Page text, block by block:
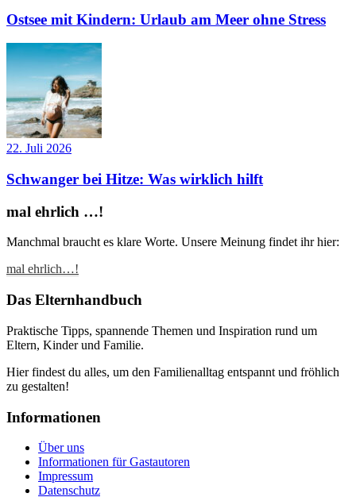
Ostsee mit Kindern: Urlaub am Meer ohne Stress
22. Juli 2026
Schwanger bei Hitze: Was wirklich hilft
mal ehrlich …!
Manchmal braucht es klare Worte. Unsere Meinung findet ihr hier:
mal ehrlich…!
Das Elternhandbuch
Praktische Tipps, spannende Themen und Inspiration rund um
Eltern, Kinder und Familie.
Hier findest du alles, um den Familienalltag entspannt und fröhlich
zu gestalten!
Informationen
Über uns
Informationen für Gastautoren
Impressum
Datenschutz